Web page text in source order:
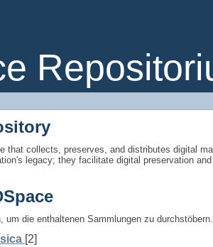
that collects, preserves, and distributes digital
legacy; they facilitate digital preservation
um die enthaltenen Sammlungen zu durchstöbern.
[2]